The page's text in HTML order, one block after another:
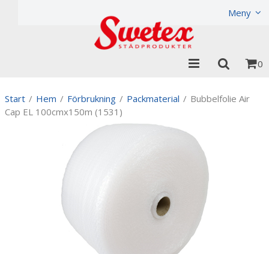
Meny
0
Start / Hem / Förbrukning / Packmaterial / Bubbelfolie Air
Cap EL 100cmx150m (1531)